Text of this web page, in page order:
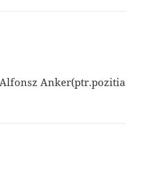
Anker(ptr.pozitia